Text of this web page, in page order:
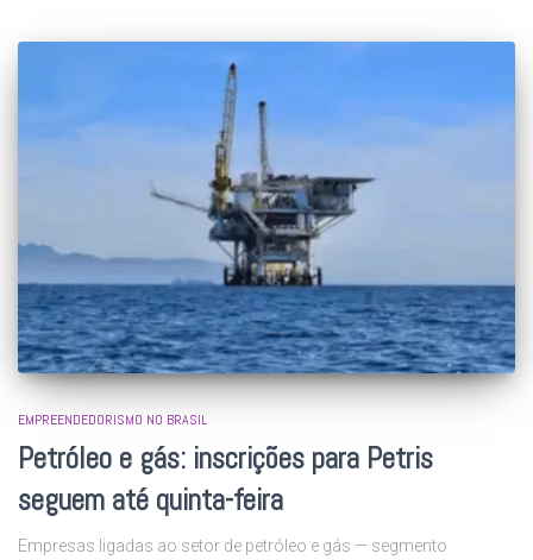
EMPREENDEDORISMO NO BRASIL
Petróleo e gás: inscrições para Petris
seguem até quinta-feira
Empresas ligadas ao setor de petróleo e gás — segmento